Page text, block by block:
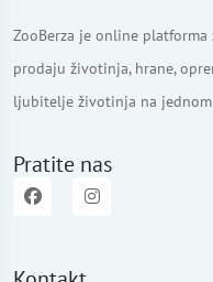
ZooBerza je online
prodaju životinja, hrane,
ljubitelje životinja na jednom
Pratite nas